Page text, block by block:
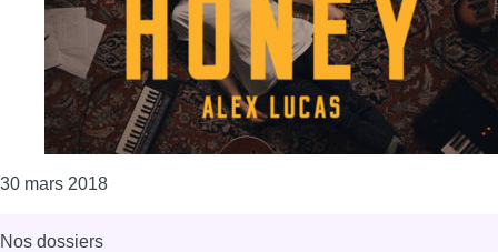
30 mars 2018Consulter l'article "Le Bruxellois Alex Lucas
Nos dossiers